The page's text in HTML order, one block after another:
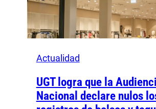
Actualidad
UGT logra que la
Nacional declare nulos